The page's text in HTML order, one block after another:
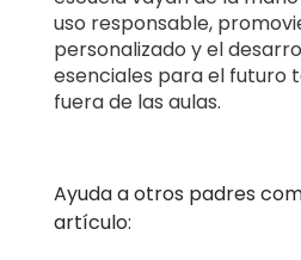
uso responsable,
personalizado y el
esenciales para el futuro
fuera de las aulas.
Ayuda a otros padres
artículo: